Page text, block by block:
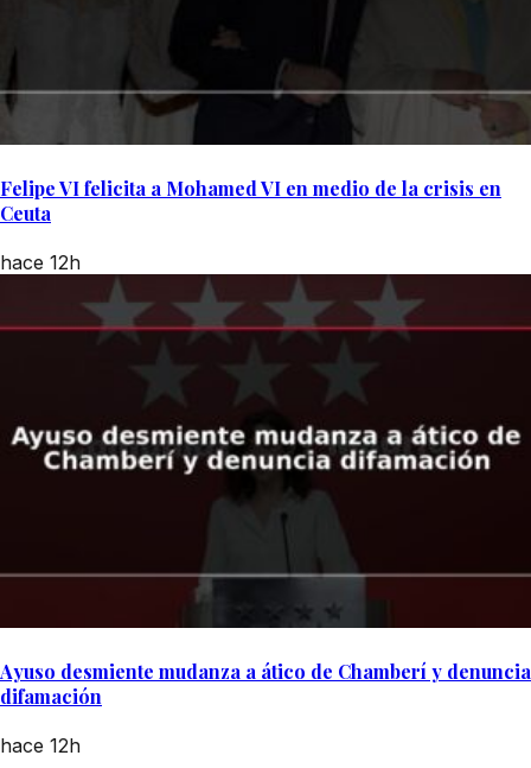
Felipe VI felicita a Mohamed VI en medio de la crisis en
Ceuta
hace 12h
Ayuso desmiente mudanza a ático de Chamberí y denuncia
difamación
hace 12h